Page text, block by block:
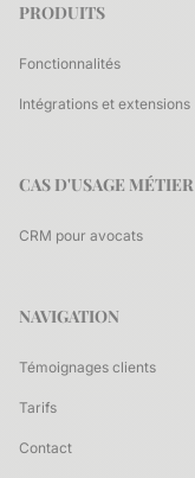
PRODUITS
Fonctionnalités
Intégrations et extensions
CAS D'USAGE MÉTIER
CRM pour avocats
NAVIGATION
Témoignages clients
Tarifs
Contact